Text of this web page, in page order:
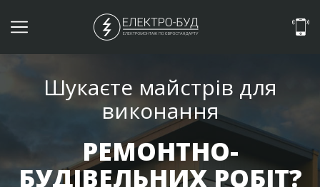
Шукаєте майстрів для
виконання
РЕМОНТНО-
БУДІВЕЛЬНИХ РОБІТ?